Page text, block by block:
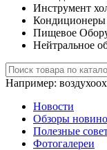
Инструмент
Кондиционеры
Пищевое
Нейтральное
Например:
Новости
Обзоры
Полезные
Фотогалереи